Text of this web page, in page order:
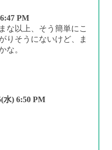
PM
な以上、そう簡単にこ
りそうにないけど、ま
な。
水) 6:50 PM